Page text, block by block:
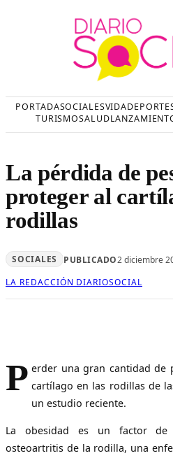
PORTADASOCIALESVIDA
TURISMOSALUD
La pérdida de
proteger al
rodillas
SOCIALES PUBLICADO2 diciembre
LA REDACCIÓN DIARIOSOCIAL
P erder una gran cantidad de
cartílago en las rodillas de
un estudio reciente.
La obesidad es un factor
osteoartritis de la rodilla, una